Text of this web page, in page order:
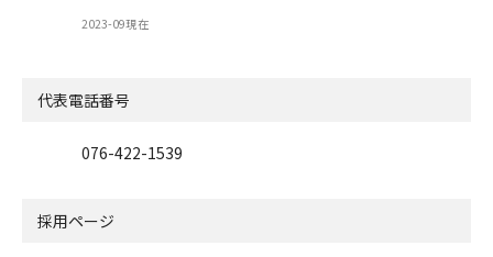
2023-09現在
代表電話番号
076-422-1539
採用ページ